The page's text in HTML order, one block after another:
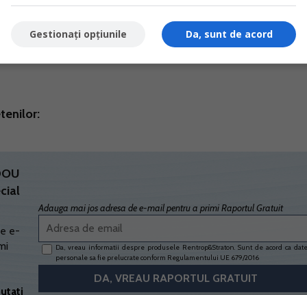
e-
Adauga mai jos adresa de e-mail pentru a primi Raportul Gratuit
Da, vreau informatii despre produsele Rentrop&Straton. Sunt de acord ca
personale sa fie prelucrate conform Regulamentului UE 679/2016
Da, sunt de acord
Gestionați opțiunile